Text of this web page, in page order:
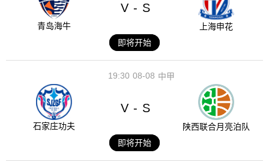
青岛海牛
V - S
上海申花
即将开始
08-08
19:30 中甲
石家庄功夫
V - S
陕西联合月亮泊队
即将开始